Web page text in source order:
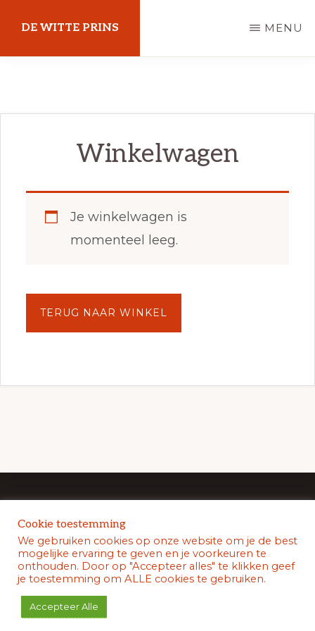
naar
de
DE WITTE PRINS
van
MENU
Winkelwagen
Je winkelwagen is
momenteel leeg.
TERUG NAAR WINKEL
Voetgebied
Copyright © 2026 De Witte Prins · Log in
Cookie toestemming
We gebruiken cookies op onze website om je de best
mogelijke ervaring te geven en je voorkeuren te
onthouden. Door op "Accepteer alles" te klikken geef
je toestemming om ALLE cookies te gebruiken.
Accepteer Alle